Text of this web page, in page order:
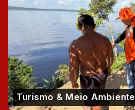
Turismo & Meio Ambiente